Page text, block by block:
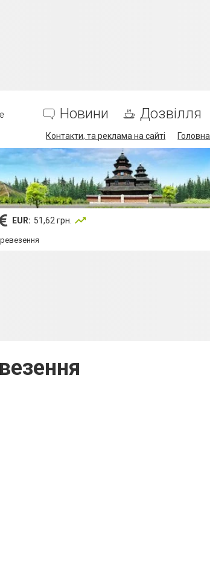
Новини Дозвілля
Контакти, та реклама на сайті Головна
EUR: 51,62 грн.